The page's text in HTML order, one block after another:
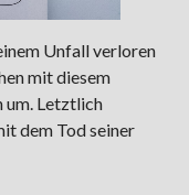
Unfall verloren
mit diesem
um. Letztlich
dem Tod seiner